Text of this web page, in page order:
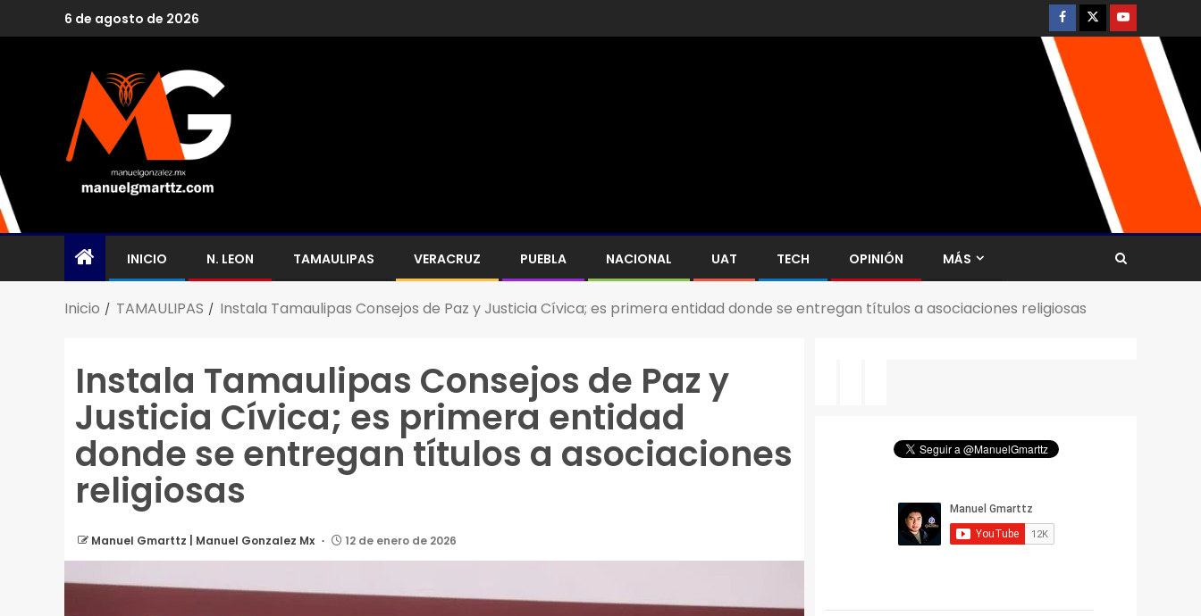
6 de agosto de 2026
INICIO N. LEON TAMAULIPAS VERACRUZ PUEBLA NACIONAL UAT TECH OPINIÓN MÁS
Inicio TAMAULIPAS Instala Tamaulipas Consejos de Paz y Justicia Cívica; es primera entidad donde se entregan títulos a asociaciones religiosas
Instala Tamaulipas Consejos de Paz y
Justicia Cívica; es primera entidad
donde se entregan títulos a asociaciones
religiosas
Manuel Gmarttz | Manuel Gonzalez Mx 12 de enero de 2026